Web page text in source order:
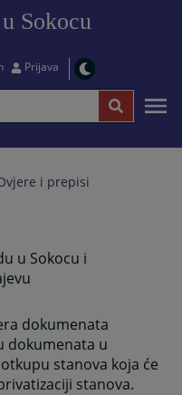
Sokocu
Prijava
i prepisi
u Sokocu i
dokumenata
dokumenata u
stanova koja će
stanova.